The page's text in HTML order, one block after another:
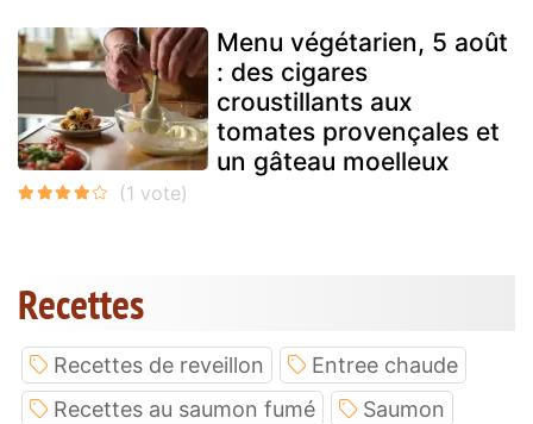
Menu végétarien, 5 août
: des cigares
croustillants aux
tomates provençales et
un gâteau moelleux
Recettes
Recettes de reveillon
Entree chaude
Recettes au saumon fumé
Saumon